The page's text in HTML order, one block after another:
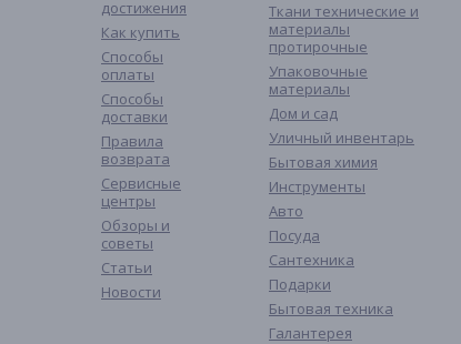
достижения
Как купить
Способы
оплаты
Способы
доставки
Правила
возврата
Сервисные
центры
Обзоры и
советы
Статьи
Новости
Ткани технические и
материалы
протирочные
Упаковочные
материалы
Дом и сад
Уличный инвентарь
Бытовая химия
Инструменты
Авто
Посуда
Сантехника
Подарки
Бытовая техника
Галантерея